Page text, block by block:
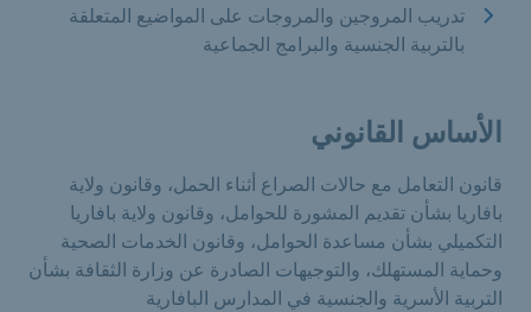
تدريب المروجين والمروجات على المواضيع المتعلقة
بالتربية الجنسية والبرامج الجماعية
الأساس القانوني
قانون التعامل مع حالات الصراع أثناء الحمل، وقانون ولاية
بافاريا بشأن تقديم المشورة للحوامل، وقانون ولاية بافاريا
التكميلي بشأن مساعدة الحوامل، وقانون الخدمات الصحية
وحماية المستهلك، والتوجيهات الصادرة عن وزارة الثقافة بشأن
التربية الأسرية والجنسية في المدارس البافارية